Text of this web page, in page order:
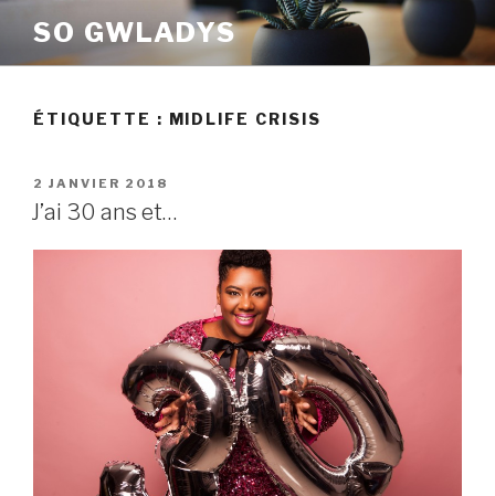
contenu
SO GWLADYS
ÉTIQUETTE : MIDLIFE CRISIS
PUBLIÉ
LE
2 JANVIER 2018
J’ai 30 ans et…